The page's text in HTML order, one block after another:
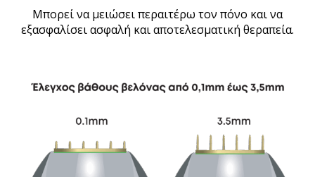
Μπορεί να μειώσει περαιτέρω τον πόνο και να
εξασφαλίσει ασφαλή και αποτελεσματική θεραπεία.